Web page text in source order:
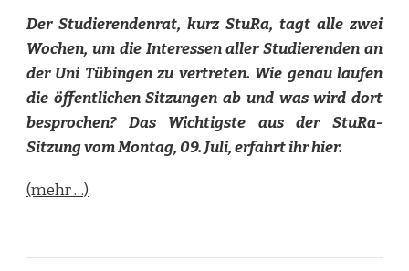
Der Studierendenrat, kurz StuRa, tagt alle zwei
Wochen, um die Interessen aller Studierenden an
der Uni Tübingen zu vertreten. Wie genau laufen
die öffentlichen Sitzungen ab und was wird dort
besprochen? Das Wichtigste aus der StuRa-
Sitzung vom Montag, 09. Juli, erfahrt ihr hier.
(mehr …)